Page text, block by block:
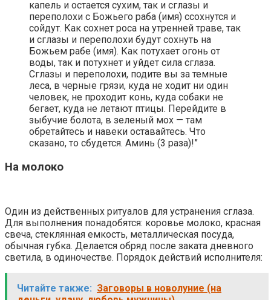
капель и остается сухим, так и сглазы и
переполохи с Божьего раба (имя) ссохнутся и
сойдут. Как сохнет роса на утренней траве, так
и сглазы и переполохи будут сохнуть на
Божьем рабе (имя). Как потухает огонь от
воды, так и потухнет и уйдет сила сглаза.
Сглазы и переполохи, подите вы за темные
леса, в черные грязи, куда не ходит ни один
человек, не проходит конь, куда собаки не
бегает, куда не летают птицы. Перейдите в
зыбучие болота, в зеленый мох — там
обретайтесь и навеки оставайтесь. Что
сказано, то сбудется. Аминь (3 раза)!”
На молоко
Один из действенных ритуалов для устранения сглаза.
Для выполнения понадобятся: коровье молоко, красная
свеча, стеклянная емкость, металлическая посуда,
обычная губка. Делается обряд после заката дневного
светила, в одиночестве. Порядок действий исполнителя:
Читайте также: Заговоры в новолуние (на